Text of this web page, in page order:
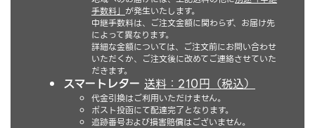
手数料」 が発生いたします。
中継手数料は、ご注文金額に関わらず、お届け先
によって異なります。
詳細な金額については、ご注文前にお問い合わせ
いただくか、ご注文後に改めてご連絡させていた
だきます。
スマートレター 送料：210円（税込）
代金引換はご利用いただけません。
ポスト投函にて配達完了となります。
追跡番号および損害賠償はございません。